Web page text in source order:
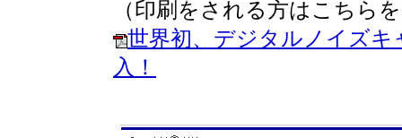
（印刷をされる方はこちら
世界初、デジタルノイズ
入！